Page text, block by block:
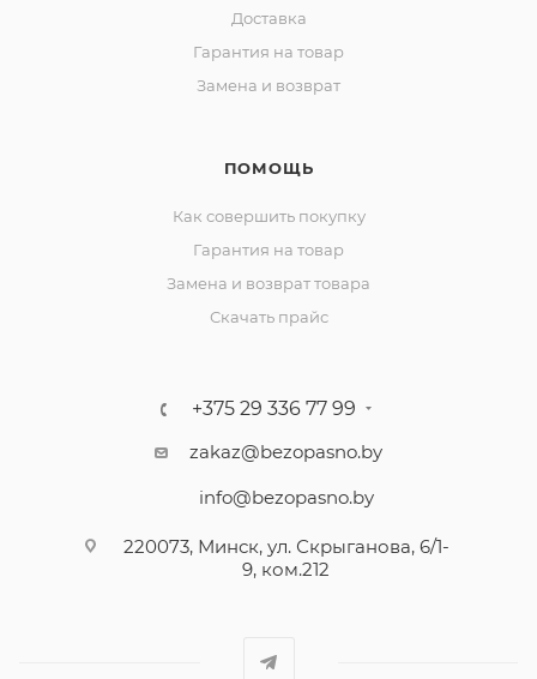
Доставка
Гарантия на товар
Замена и возврат
ПОМОЩЬ
Как совершить покупку
Гарантия на товар
Замена и возврат товара
Скачать прайс
+375 29 336 77 99
zakaz@bezopasno.by
info@bezopasno.by
220073, Минск, ул. Скрыганова, 6/1-
9, ком.212